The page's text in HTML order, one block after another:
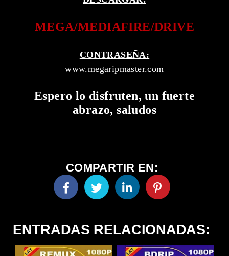
MEGA/MEDIAFIRE/DRIVE
CONTRASEÑA:
www.megaripmaster.com
Espero lo disfruten, un fuerte
abrazo, saludos
COMPARTIR EN:
ENTRADAS RELACIONADAS: